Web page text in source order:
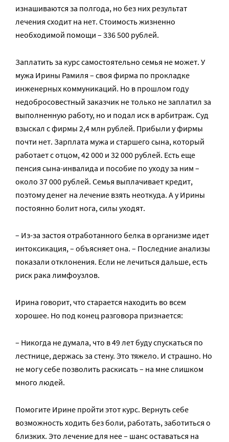
изнашиваются за полгода, но без них результат
лечения сходит на нет. Стоимость жизненно
необходимой помощи – 336 500 рублей.
Заплатить за курс самостоятельно семья не может. У
мужа Ирины Рамиля – своя фирма по прокладке
инженерных коммуникаций. Но в прошлом году
недобросовестный заказчик не только не заплатил за
выполненную работу, но и подал иск в арбитраж. Суд
взыскал с фирмы 2,4 млн рублей. Прибыли у фирмы
почти нет. Зарплата мужа и старшего сына, который
работает с отцом, 42 000 и 32 000 рублей. Есть еще
пенсия сына-инвалида и пособие по уходу за ним –
около 37 000 рублей. Семья выплачивает кредит,
поэтому денег на лечение взять неоткуда. А у Ирины
постоянно болит нога, силы уходят.
– Из-за застоя отработанного белка в организме идет
интоксикация, – объясняет она. – Последние анализы
показали отклонения. Если не лечиться дальше, есть
риск рака лимфоузлов.
Ирина говорит, что старается находить во всем
хорошее. Но под конец разговора признается:
– Никогда не думала, что в 49 лет буду спускаться по
лестнице, держась за стену. Это тяжело. И страшно. Но
не могу себе позволить раскисать – на мне слишком
много людей.
Помогите Ирине пройти этот курс. Вернуть себе
возможность ходить без боли, работать, заботиться о
близких. Это лечение для нее – шанс оставаться на